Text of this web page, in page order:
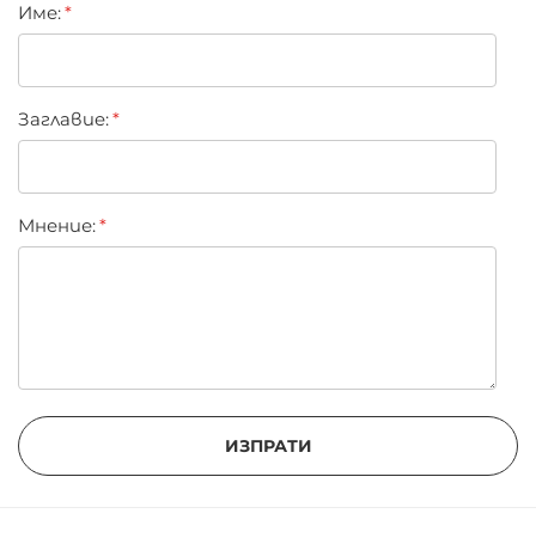
star
stars
stars
stars
stars
Име:
Заглавиe:
Мнение:
ИЗПРАТИ